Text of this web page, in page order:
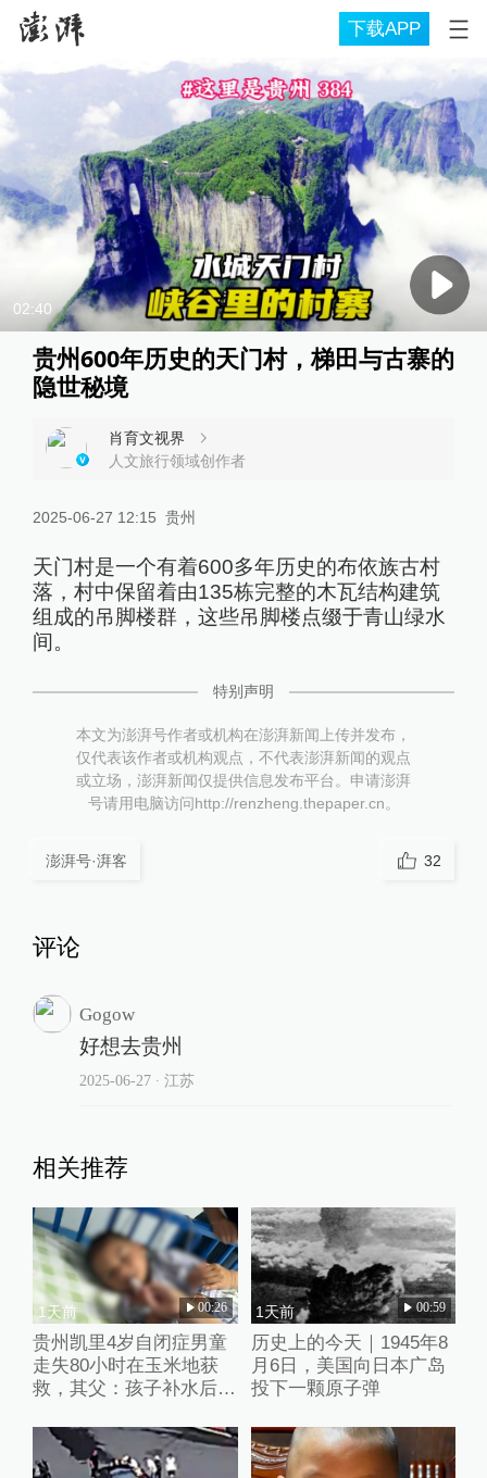
下载APP
02:40
贵州600年历史的天门村，梯田与古寨的
隐世秘境
肖育文视界
人文旅行领域创作者
2025-06-27 12:15 贵州
天门村是一个有着600多年历史的布依族古村
落，村中保留着由135栋完整的木瓦结构建筑
组成的吊脚楼群，这些吊脚楼点缀于青山绿水
间。
特别声明
本文为澎湃号作者或机构在澎湃新闻上传并发布，
仅代表该作者或机构观点，不代表澎湃新闻的观点
或立场，澎湃新闻仅提供信息发布平台。申请澎湃
号请用电脑访问http://renzheng.thepaper.cn。
澎湃号·湃客 32
评论
Gogow
好想去贵州
2025-06-27∙ 江苏
相关推荐
1天前 00:26
贵州凯里4岁自闭症男童
走失80小时在玉米地获
救，其父：孩子补水后脸
1天前 00:59
历史上的今天｜1945年8
月6日，美国向日本广岛
投下一颗原子弹